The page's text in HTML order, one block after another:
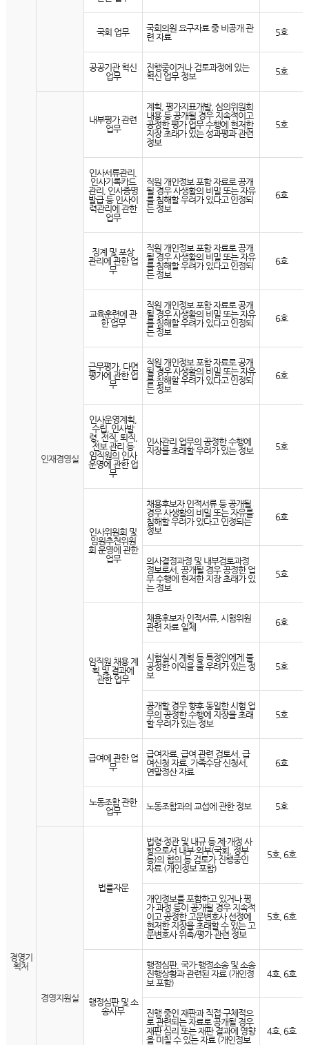
경영기
획처
국회 업무
국회의원 요구자료 중 비공개 관
련 자료
5호
공공기관 혁신
업무
진행중이거나 검토과정에 있는
혁신 업무 정보
5호
인재경영실
내부평가 관련
업무
계획, 평가지표개발, 심의위원회
내용 등 공개될 경우 지속적이고
공정한 평가 업무 수행에 현저한
지장 초래가 있는 성과평과 관련
정보
5호
인사서류관리,
인사기록카드
관리, 인사증명
발급 등 인사이
력관리에 관한
업무
직원 개인정보 포함 자료로 공개
될 경우 사생활의 비밀 또는 자유
를 침해할 우려가 있다고 인정되
는 정보
6호
징계 및 포상
관리에 관한 업
무
직원 개인정보 포함 자료로 공개
될 경우 사생활의 비밀 또는 자유
를 침해할 우려가 있다고 인정되
는 정보
6호
교육훈련에 관
한 업무
직원 개인정보 포함 자료로 공개
될 경우 사생활의 비밀 또는 자유
를 침해할 우려가 있다고 인정되
는 정보
6호
근무평가, 다면
평가에 관한 업
무
직원 개인정보 포함 자료로 공개
될 경우 사생활의 비밀 또는 자유
를 침해할 우려가 있다고 인정되
는 정보
6호
인사운영계획,
수립, 인사발
령, 전직, 퇴직,
전보 관리 등
임직원의 인사
운영에 관한 업
무
인사관리 업무의 공정한 수행에
지장을 초래할 우려가 있는 정보
5호
인사위원회 및
임원추천위원
회 운영에 관한
업무
채용후보자 인적서류 등 공개될
경우 사생활의 비밀 또는 자유를
침해할 우려가 있다고 인정되는
정보
6호
의사결정과정 및 내부검토과정
정보로서, 공개될 경우 공정한 업
무 수행에 현저한 지장 초래가 있
는 정보
5호
임직원 채용 계
획 및 결과에
관한 업무
채용후보자 인적서류, 시험위원
관련 자료 일체
6호
시험실시 계획 등 특정인에게 불
공정한 이익을 줄 우려가 있는 정
보
5호
공개할 경우 향후 동일한 시험 업
무의 공정한 수행에 지장을 초래
할 우려가 있는 정보
5호
급여에 관한 업
무
급여자료, 급여 관련 검토서, 급
여신청 자료, 가족수당 신청서,
연말정산 자료
6호
노동조합 관한
업무
노동조합과의 교섭에 관한 정보 5호
경영지원실
법률자문
법령·정관 및 내규 등 제·개정 사
항으로서 내부·외부(국회, 정부
등)의 협의 등 검토가 진행중인
자료 (개인정보 포함)
5호, 6호
개인정보를 포함하고 있거나 평
가 과정 등이 공개될 경우 지속적
이고 공정한 고문변호사 선정에
현저한 지장을 초래할 수 있는 고
문변호사 위촉/평가 관련 정보
5호, 6호
행정심판 및 소
송사무
행정심판, 국가·행정소송 및 소송
진행상황과 관련된 자료 (개인정
보 포함)
4호, 6호
진행 중인 재판과 직접·구체적으
로 관련되는 자료로 공개될 경우
재판 심리 또는 재판 결과에 영향
을 미칠 수 있는 자료 (개인정보
4호, 6호